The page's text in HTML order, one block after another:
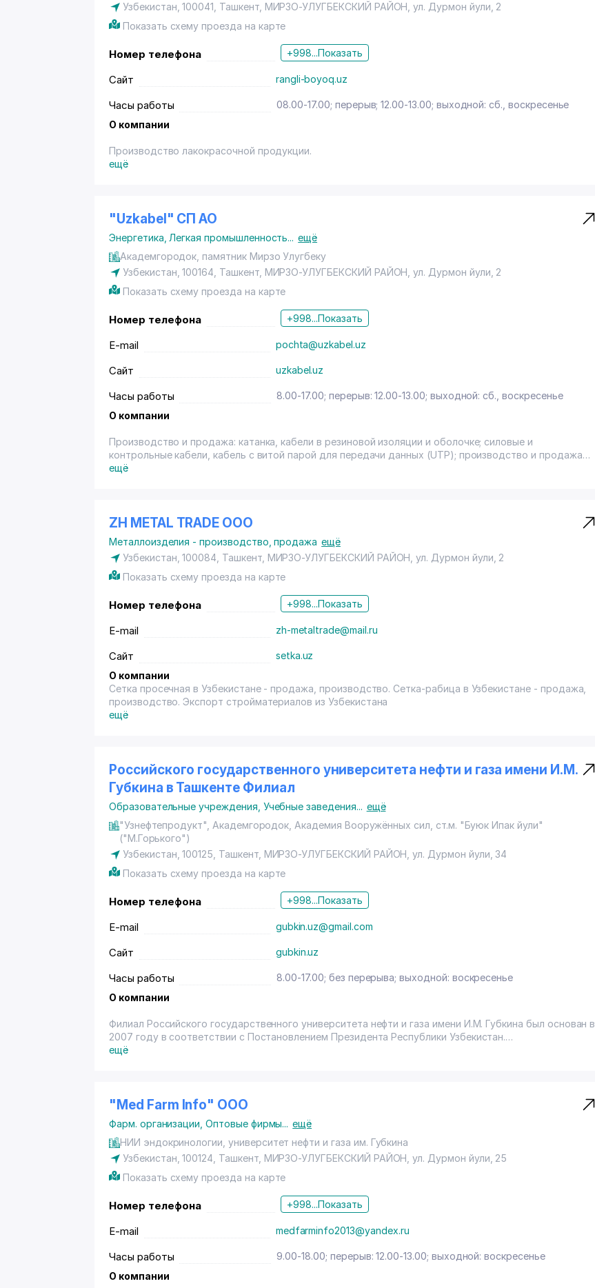
Узбекистан, 100041, Ташкент, МИРЗО-УЛУГБЕКСКИЙ РАЙОН ,ул. Дурмон йули , 2
Показать схему проезда на карте
Номер телефона +998...Показать
Сайт rangli-boyoq.uz
Часы работы
08.00-17.00; перерыв; 12.00-13.00; выходной: сб., воскресенье
О компании
Производство лакокрасочной продукции.
ещё
"Uzkabel" СП АО
Энергетика Легкая промышленность... ещё
Академгородок, памятник Мирзо Улугбеку
Узбекистан, 100164, Ташкент, МИРЗО-УЛУГБЕКСКИЙ РАЙОН ,ул. Дурмон йули , 2
Показать схему проезда на карте
Номер телефона +998...Показать
E-mail pochta@uzkabel.uz
Сайт uzkabel.uz
Часы работы
8.00-17.00; перерыв: 12.00-13.00; выходной: сб., воскресенье
О компании
Производство и продажа: катанка, кабели в резиновой изоляции и оболочке; силовые и
контрольные кабели, кабель с витой парой для передачи данных (UTP); производство и продажа
гофроупаковки, лакокрасочной продукции, полимерной тары.
ещё
ZH METAL TRADE ООО
Металлоизделия - производство, продажа ещё
Узбекистан, 100084, Ташкент, МИРЗО-УЛУГБЕКСКИЙ РАЙОН ,ул. Дурмон йули , 2
Показать схему проезда на карте
Номер телефона +998...Показать
E-mail zh-metaltrade@mail.ru
Сайт
setka.uz
О компании
Сетка просечная в Узбекистане - продажа, производство. Сетка-рабица в Узбекистане - продажа,
производство. Экспорт стройматериалов из Узбекистана
ещё
Российского государственного университета нефти и газа имени И.М.
Губкина в Ташкенте Филиал
Образовательные учреждения Учебные заведения... ещё
"Узнефтепродукт", Академгородок, Академия Вооружённых сил, ст.м. "Буюк Ипак йули"
("М.Горького")
Узбекистан, 100125, Ташкент, МИРЗО-УЛУГБЕКСКИЙ РАЙОН ,ул. Дурмон йули , 34
Показать схему проезда на карте
Номер телефона +998...Показать
E-mail gubkin.uz@gmail.com
Сайт gubkin.uz
Часы работы
8.00-17.00; без перерыва; выходной: воскресенье
О компании
Филиал Российского государственного университета нефти и газа имени И.М. Губкина был основан в
2007 году в соответствии с Постановлением Президента Республики Узбекистан.
Из 65 человек, принимаемых по направлению "Эксплуатация и обслуживание объектов добычи газа,
Перечень документов для поступления:
- копия паспорта;
- фото 3х4 см (8 шт.);
- медицинская справка - 086-У.
Поступить без экзаменов имеют возможность победители Республиканской олимпиады
школьников по предметам - математика, физика, информатика.
Имеются подготовительные курсы - тел. для справок: (99871) 262-70-11.
Иногородним предоставляются общежития.
Срок обучения - 5 лет.
Выдаваемый выпускникам Филиала диплом установленного образца об окончании РГУНГ имени И.М.
ещё
"Med Farm Info" ООО
Фарм. организации ,Оптовые фирмы... ещё
НИИ эндокринологии, университет нефти и газа им. Губкина
Узбекистан, 100124, Ташкент, МИРЗО-УЛУГБЕКСКИЙ РАЙОН ,ул. Дурмон йули , 25
Показать схему проезда на карте
Номер телефона +998...Показать
E-mail medfarminfo2013@yandex.ru
Часы работы
9.00-18.00; перерыв: 12.00-13.00; выходной: воскресенье
О компании